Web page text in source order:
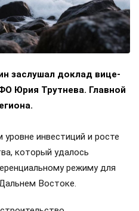
заслушал доклад вице-
Юрия Трутнева. Главной
инвестиций и росте
который удалось
режиму для
Востоке.